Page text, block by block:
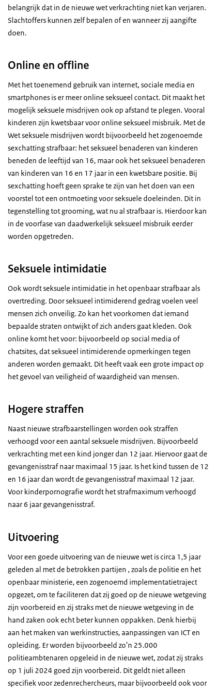
belangrijk dat in de nieuwe wet verkrachting niet kan verjaren.
Slachtoffers kunnen zelf bepalen of en wanneer zij aangifte
doen.
Online en offline
Met het toenemend gebruik van internet, sociale media en
smartphones is er meer online seksueel contact. Dit maakt het
mogelijk seksuele misdrijven ook op afstand te plegen. Vooral
kinderen zijn kwetsbaar voor online seksueel misbruik. Met de
Wet seksuele misdrijven wordt bijvoorbeeld het zogenoemde
sexchatting strafbaar: het seksueel benaderen van kinderen
beneden de leeftijd van 16, maar ook het seksueel benaderen
van kinderen van 16 en 17 jaar in een kwetsbare positie. Bij
sexchatting hoeft geen sprake te zijn van het doen van een
voorstel tot een ontmoeting voor seksuele doeleinden. Dit in
tegenstelling tot grooming, wat nu al strafbaar is. Hierdoor kan
in de voorfase van daadwerkelijk seksueel misbruik eerder
worden opgetreden.
Seksuele intimidatie
Ook wordt seksuele intimidatie in het openbaar strafbaar als
overtreding. Door seksueel intimiderend gedrag voelen veel
mensen zich onveilig. Zo kan het voorkomen dat iemand
bepaalde straten ontwijkt of zich anders gaat kleden. Ook
online komt het voor: bijvoorbeeld op social media of
chatsites, dat seksueel intimiderende opmerkingen tegen
anderen worden gemaakt. Dit heeft vaak een grote impact op
het gevoel van veiligheid of waardigheid van mensen.
Hogere straffen
Naast nieuwe strafbaarstellingen worden ook straffen
verhoogd voor een aantal seksuele misdrijven. Bijvoorbeeld
verkrachting met een kind jonger dan 12 jaar. Hiervoor gaat de
gevangenisstraf naar maximaal 15 jaar. Is het kind tussen de 12
en 16 jaar dan wordt de gevangenisstraf maximaal 12 jaar.
Voor kinderpornografie wordt het strafmaximum verhoogd
naar 6 jaar gevangenisstraf.
Uitvoering
Voor een goede uitvoering van de nieuwe wet is circa 1,5 jaar
geleden al met de betrokken partijen , zoals de politie en het
openbaar ministerie, een zogenoemd implementatietraject
opgezet, om te faciliteren dat zij goed op de nieuwe wetgeving
zijn voorbereid en zij straks met de nieuwe wetgeving in de
hand zaken ook echt beter kunnen oppakken. Denk hierbij
aan het maken van werkinstructies, aanpassingen van ICT en
opleiding. Er worden bijvoorbeeld zo’n 25.000
politieambtenaren opgeleid in de nieuwe wet, zodat zij straks
op 1 juli 2024 goed zijn voorbereid. Dit geldt niet alleen
specifiek voor zedenrechercheurs, maar bijvoorbeeld ook voor